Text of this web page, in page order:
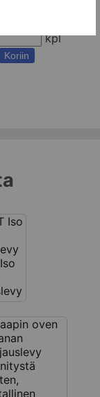
kpl
Koriin